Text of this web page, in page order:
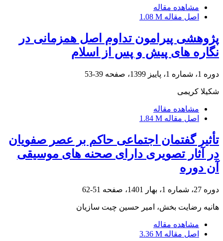
مشاهده مقاله
اصل مقاله 1.08 M
پژوهشی پیرامون تداوم اصل همزمانی در
نگاره های پیش و پس از اسلام
دوره 1، شماره 1، پاییز 1399، صفحه 39-53
شکیلا کریمی
مشاهده مقاله
اصل مقاله 1.84 M
تأثیر گفتمان اجتماعی حاکم بر عصر صفویان
در آثار تصویری دارای صحنه های موسیقی
آن دوره
دوره 27، شماره 1، بهار 1401، صفحه 51-62
هانیه رضایت بخش، امیر حسین چیت سازیان
مشاهده مقاله
اصل مقاله 3.36 M